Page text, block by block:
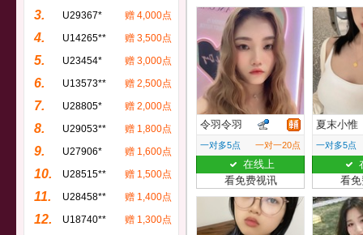
3. U29367* 赠 4,000点
4. U14265** 赠 3,500点
5. U23454* 赠 3,000点
6. U13573** 赠 2,500点
7. U28805* 赠 2,000点
8. U29053** 赠 1,800点
9. U27906* 赠 1,600点
10. U28515** 赠 1,500点
11. U28458** 赠 1,400点
12. U18740** 赠 1,300点
令羽令羽
一对多5点 一对一20点
在线上
看免费视讯
夏末小惟
一对多5点
看